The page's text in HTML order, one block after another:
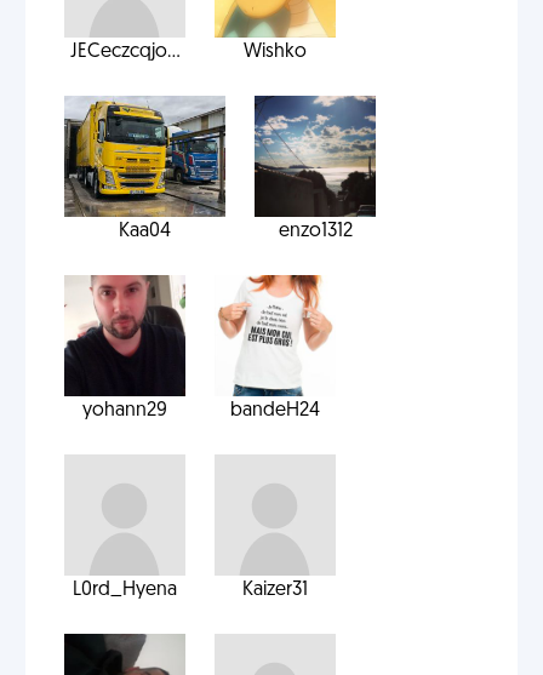
JECeczcqjo... Wishko
Kaa04 enzo1312
yohann29 bandeH24
L0rd_Hyena Kaizer31